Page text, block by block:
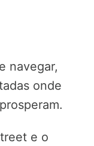
navegar,
onde
e o